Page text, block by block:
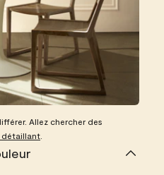
Allez chercher des
détaillant